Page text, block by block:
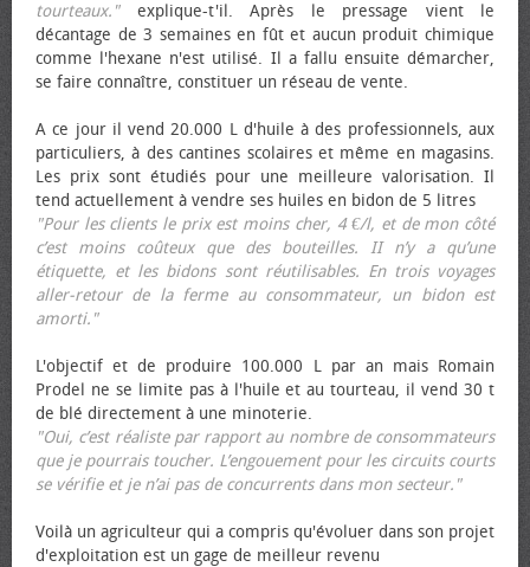
tourteaux."explique-t'il. Après le pressage vient le
décantage de 3 semaines en fût et aucun produit chimique
comme l'hexane n'est utilisé. Il a fallu ensuite démarcher,
se faire connaître, constituer un réseau de vente.
A ce jour il vend 20.000 L d'huile à des professionnels, aux
particuliers, à des cantines scolaires et même en magasins.
Les prix sont étudiés pour une meilleure valorisation. Il
tend actuellement à vendre ses huiles en bidon de 5 litres
"Pour les clients le prix est moins cher, 4 €/l, et de mon côté
c’est moins coûteux que des bouteilles. II n’y a qu’une
étiquette, et les bidons sont réutilisables. En trois voyages
aller-retour de la ferme au consommateur, un bidon est
amorti."
L'objectif et de produire 100.000 L par an mais Romain
Prodel ne se limite pas à l'huile et au tourteau, il vend 30 t
de blé directement à une minoterie.
"Oui, c’est réaliste par rapport au nombre de consommateurs
que je pourrais toucher. L’engouement pour les circuits courts
se vérifie et je n’ai pas de concurrents dans mon secteur."
Voilà un agriculteur qui a compris qu'évoluer dans son projet
d'exploitation est un gage de meilleur revenu